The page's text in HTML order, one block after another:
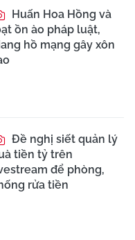
Huấn Hoa Hồng và
ồn ào pháp luật,
hồ mạng gây xôn
Đề nghị siết quản lý
tiền tỷ trên
để phòng,
rửa tiền